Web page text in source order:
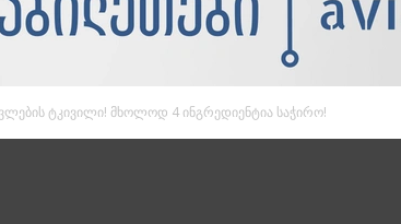
ტკივილი! მხოლოდ 4 ინგრედიენტია საჭირო!